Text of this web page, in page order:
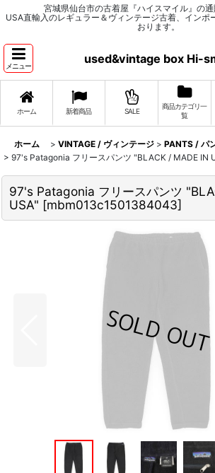
宮城県仙台市の古着屋『ハイスマイル』の通
USA直輸入のレギュラー＆ヴィンテージ古着、インポ
おります。
メニュー
used&vintage box Hi-
ホーム 新着商品 SALE
商品カテゴリ一
覧
ホーム > VINTAGE / ヴィンテージ > PANTS / パ
> 97's Patagonia フリースパンツ "BLACK / MADE IN
97's Patagonia フリースパンツ
USA" [mbm013c1501384043]